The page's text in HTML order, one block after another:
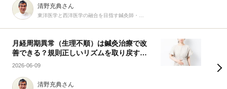
清野充典さん
東洋医学と西洋医学の融合を目指す鍼灸師・柔道整復師
月経周期異常（生理不順）は鍼灸治療で改
善できる？規則正しいリズムを取り戻す9
つの生活習慣
2026-06-09
清野充典さん